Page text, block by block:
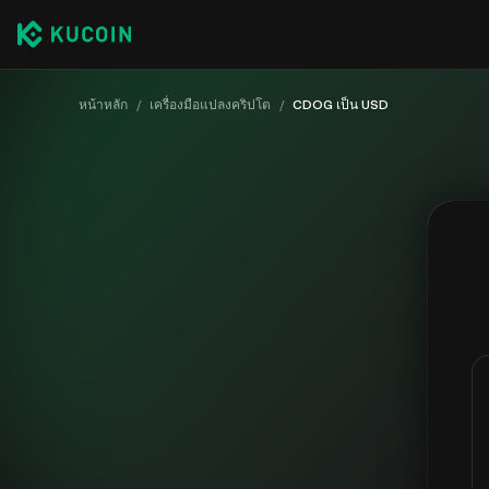
หน้าหลัก / เครื่องมือแปลงคริปโต / CDOG เป็น USD